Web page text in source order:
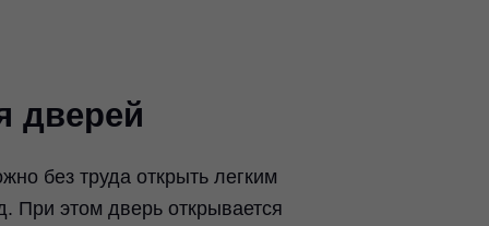
дверей
без труда открыть легким
При этом дверь открывается